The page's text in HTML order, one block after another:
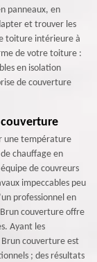
panneaux, en
et trouver les
toiture intérieure à
de votre toiture :
en isolation
de couverture
une température
chauffage en
de couvreurs
impeccables peu
professionnel en
couverture offre
Ayant les
couverture est
; des résultats